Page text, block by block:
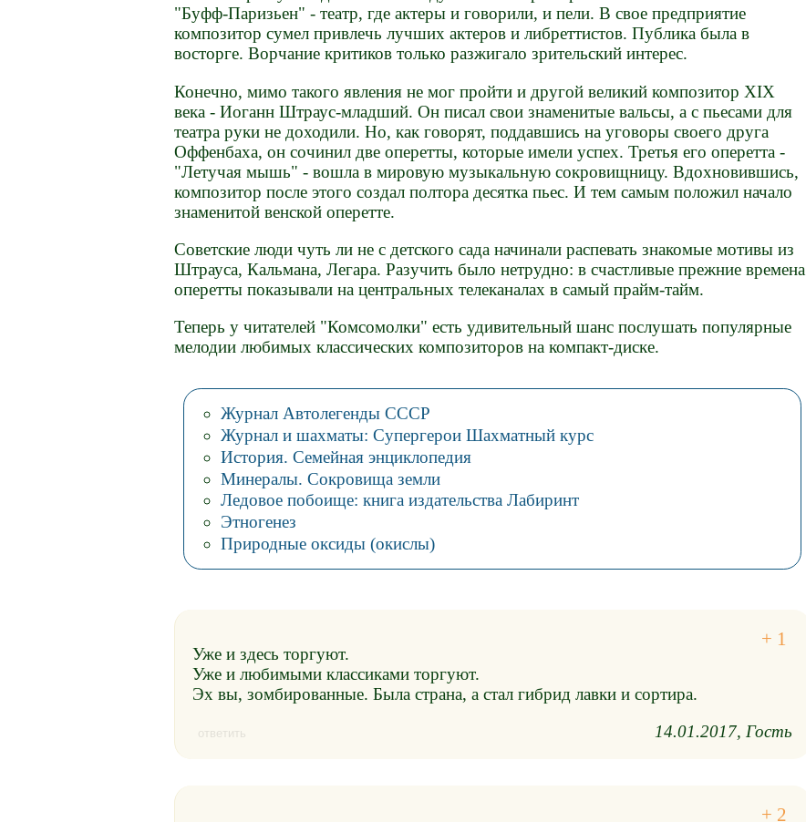
"Буфф-Паризьен" - театр, где актеры и говорили, и пели. В свое предприятие
композитор сумел привлечь лучших актеров и либреттистов. Публика была в
восторге. Ворчание критиков только разжигало зрительский интерес.
Конечно, мимо такого явления не мог пройти и другой великий композитор XIX
века - Иоганн Штраус-младший. Он писал свои знаменитые вальсы, а с пьесами для
театра руки не доходили. Но, как говорят, поддавшись на уговоры своего друга
Оффенбаха, он сочинил две оперетты, которые имели успех. Третья его оперетта -
"Летучая мышь" - вошла в мировую музыкальную сокровищницу. Вдохновившись,
композитор после этого создал полтора десятка пьес. И тем самым положил начало
знаменитой венской оперетте.
Советские люди чуть ли не с детского сада начинали распевать знакомые мотивы из
Штрауса, Кальмана, Легара. Разучить было нетрудно: в счастливые прежние времена
оперетты показывали на центральных телеканалах в самый прайм-тайм.
Теперь у читателей "Комсомолки" есть удивительный шанс послушать популярные
мелодии любимых классических композиторов на компакт-диске.
Журнал Автолегенды СССР
Журнал и шахматы: Супергерои Шахматный курс
История. Семейная энциклопедия
Минералы. Сокровища земли
Ледовое побоище: книга издательства Лабиринт
Этногенез
Природные оксиды (окислы)
Уже и здесь торгуют.
Уже и любимыми классиками торгуют.
Эх вы, зомбированные. Была страна, а стал гибрид лавки и сортира.
ответить 14.01.2017 Гость